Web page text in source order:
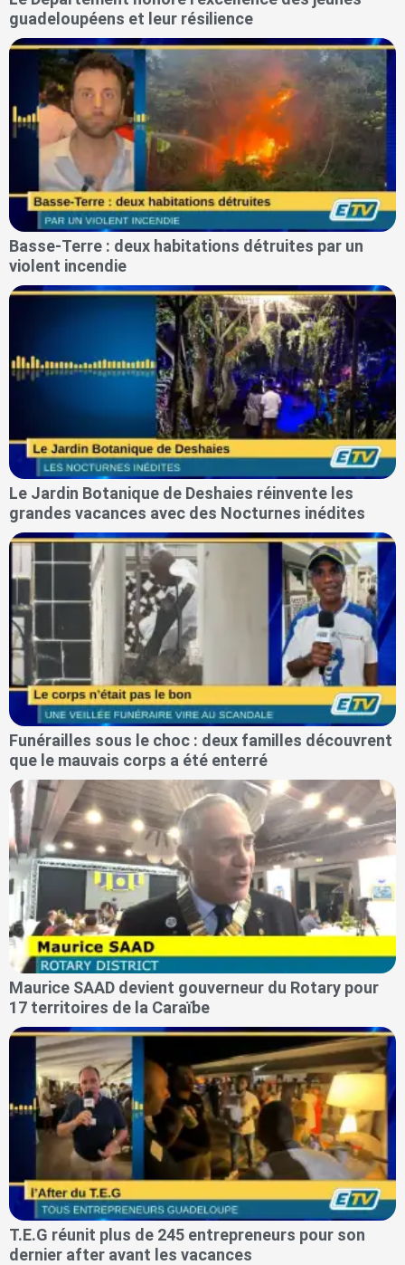
guadeloupéens et leur résilience
Basse-Terre : deux habitations détruites par un
violent incendie
Le Jardin Botanique de Deshaies réinvente les
grandes vacances avec des Nocturnes inédites
Funérailles sous le choc : deux familles découvrent
que le mauvais corps a été enterré
Maurice SAAD devient gouverneur du Rotary pour
17 territoires de la Caraïbe
T.E.G réunit plus de 245 entrepreneurs pour son
dernier after avant les vacances